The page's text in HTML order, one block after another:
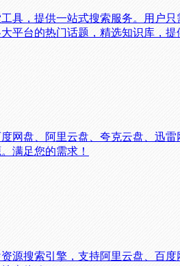
具，提供一站式搜索服务。用户
平台的热门话题，精选知识库，
网盘、阿里云盘、夸克云盘、迅
满足您的需求！
源搜索引擎，支持阿里云盘、百